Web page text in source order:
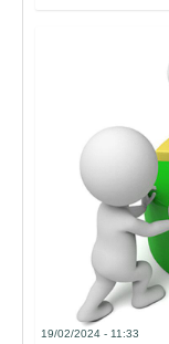
19/02/2024 - 11:33